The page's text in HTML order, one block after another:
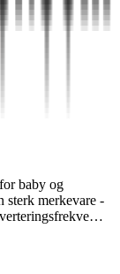
baby og
sterk merkevare -